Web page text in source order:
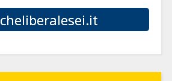
cheliberalesei.it